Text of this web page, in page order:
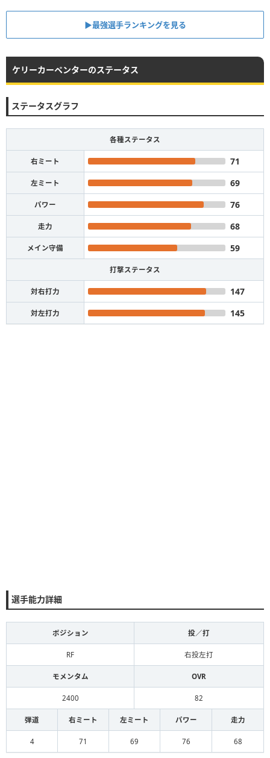
▶︎最強選手ランキングを見る
ケリーカーペンターのステータス
ステータスグラフ
各種ステータス
右ミート 71
左ミート 69
パワー 76
走力 68
メイン守備 59
打撃ステータス
対右打力 147
対左打力 145
選手能力詳細
ポジション 投／打
RF 右投左打
モメンタム OVR
2400 82
弾道 右ミート 左ミート パワー 走力
4 71 69 76 68